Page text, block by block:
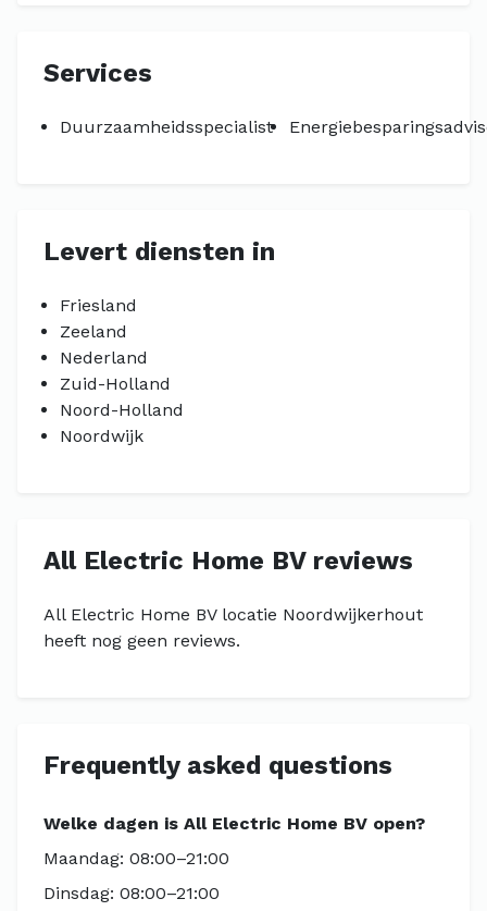
Services
Duurzaamheidsspecialist
Levert diensten in
Friesland
Zeeland
Nederland
Zuid-Holland
Noord-Holland
Noordwijk
All Electric Home BV reviews
All Electric Home BV locatie Noordwijkerhout
heeft nog geen reviews.
Frequently asked questions
Welke dagen is All Electric Home BV open?
Maandag: 08:00–21:00
Dinsdag: 08:00–21:00